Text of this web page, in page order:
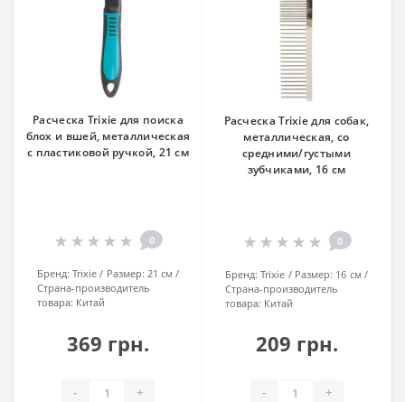
Расческа Trixie для поиска
блох и вшей, металлическая
с пластиковой ручкой, 21 см
0
Бренд: Trixie Размер: 21 см
Страна-производитель
товара: Китай
369 грн.
- +
Расческа Trixie для собак,
металлическая, со
средними/густыми
зубчиками, 16 см
0
Бренд: Trixie Размер: 16 см
Страна-производитель
товара: Китай
209 грн.
- +